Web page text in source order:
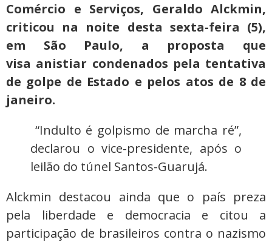
Comércio e Serviços, Geraldo Alckmin,
criticou na noite desta sexta-feira (5),
em São Paulo, a proposta que
visa anistiar condenados pela tentativa
de golpe de Estado e pelos atos de 8 de
janeiro.
“Indulto é golpismo de marcha ré”,
declarou o vice-presidente, após o
leilão do túnel Santos-Guarujá.
Alckmin destacou ainda que o país preza
pela liberdade e democracia e citou a
participação de brasileiros contra o nazismo